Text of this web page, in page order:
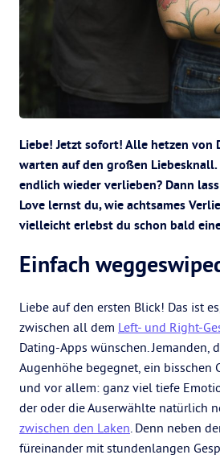
Liebe! Jetzt sofort! Alle hetzen von
warten auf den großen
endlich wieder verlieben? Dann
Love lernst du, wie achtsames
vielleicht erlebst du schon bald
Einfach
Liebe auf den ersten Blick! Das ist
zwischen all dem Left- und Right-
Dating-Apps wünschen. Jemanden,
Augenhöhe begegnet, ein bisschen
und vor allem: ganz viel tiefe
der oder die Auserwählte natürlich
zwischen den Laken. Denn neben
füreinander mit stundenlangen